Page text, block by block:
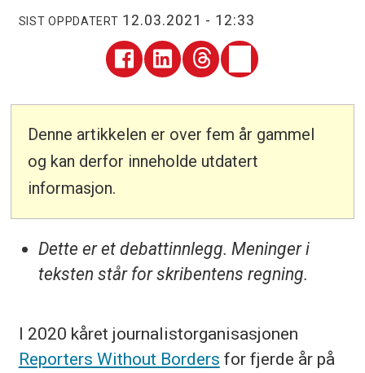
SIST OPPDATERT 12.03.2021 - 12:33
Denne artikkelen er over fem år gammel
og kan derfor inneholde utdatert
informasjon.
Dette er et debattinnlegg. Meninger i
teksten står for skribentens regning.
I 2020 kåret journalistorganisasjonen
Reporters Without Borders for fjerde år på